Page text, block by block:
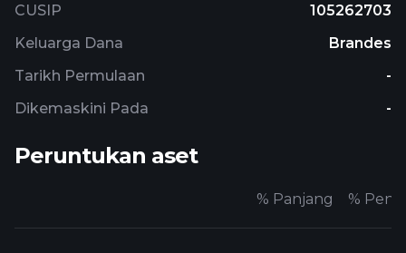
CUSIP
105262703
Keluarga Dana
Brandes
Tarikh Permulaan
-
Dikemaskini Pada
-
Peruntukan aset
% Panjang %